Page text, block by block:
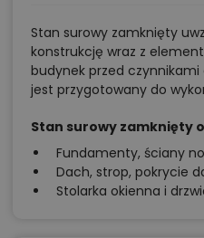
nowoczesny, ale
Idealny M1 to dom, który
przekonuje funkcją . Jeżeli
elastyczny w przyszłości
najlepszym wyborem.
Państwem dostosować
Stan surowy zamknięty
konstrukcję wraz z
budynek przed
jest przygotowany do
Stan surowy zamknięty
Fundamenty, ściany
Dach, strop, pokrycie
Stolarka okienna i